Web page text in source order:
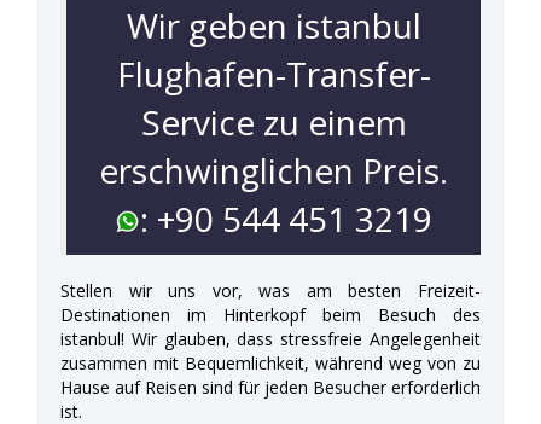
Wir geben istanbul
Flughafen-Transfer-
Service zu einem
erschwinglichen Preis.
: +90 544 451 3219
Stellen wir uns vor, was am besten Freizeit-
Destinationen im Hinterkopf beim Besuch des
istanbul! Wir glauben, dass stressfreie Angelegenheit
zusammen mit Bequemlichkeit, während weg von zu
Hause auf Reisen sind für jeden Besucher erforderlich
ist.